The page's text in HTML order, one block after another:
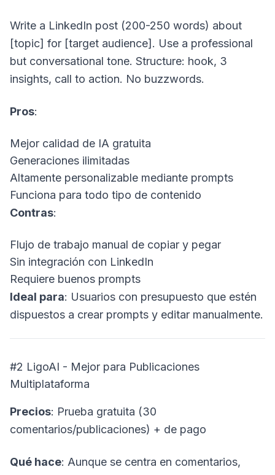
Write a LinkedIn post (200-250 words) about
[topic] for [target audience]. Use a professional
but conversational tone. Structure: hook, 3
insights, call to action. No buzzwords.
Pros:
Mejor calidad de IA gratuita
Generaciones ilimitadas
Altamente personalizable mediante prompts
Funciona para todo tipo de contenido
Contras:
Flujo de trabajo manual de copiar y pegar
Sin integración con LinkedIn
Requiere buenos prompts
Ideal para: Usuarios con presupuesto que estén
dispuestos a crear prompts y editar manualmente.
#2 LigoAI - Mejor para Publicaciones
Multiplataforma
Precios: Prueba gratuita (30
comentarios/publicaciones) + de pago
Qué hace: Aunque se centra en comentarios,